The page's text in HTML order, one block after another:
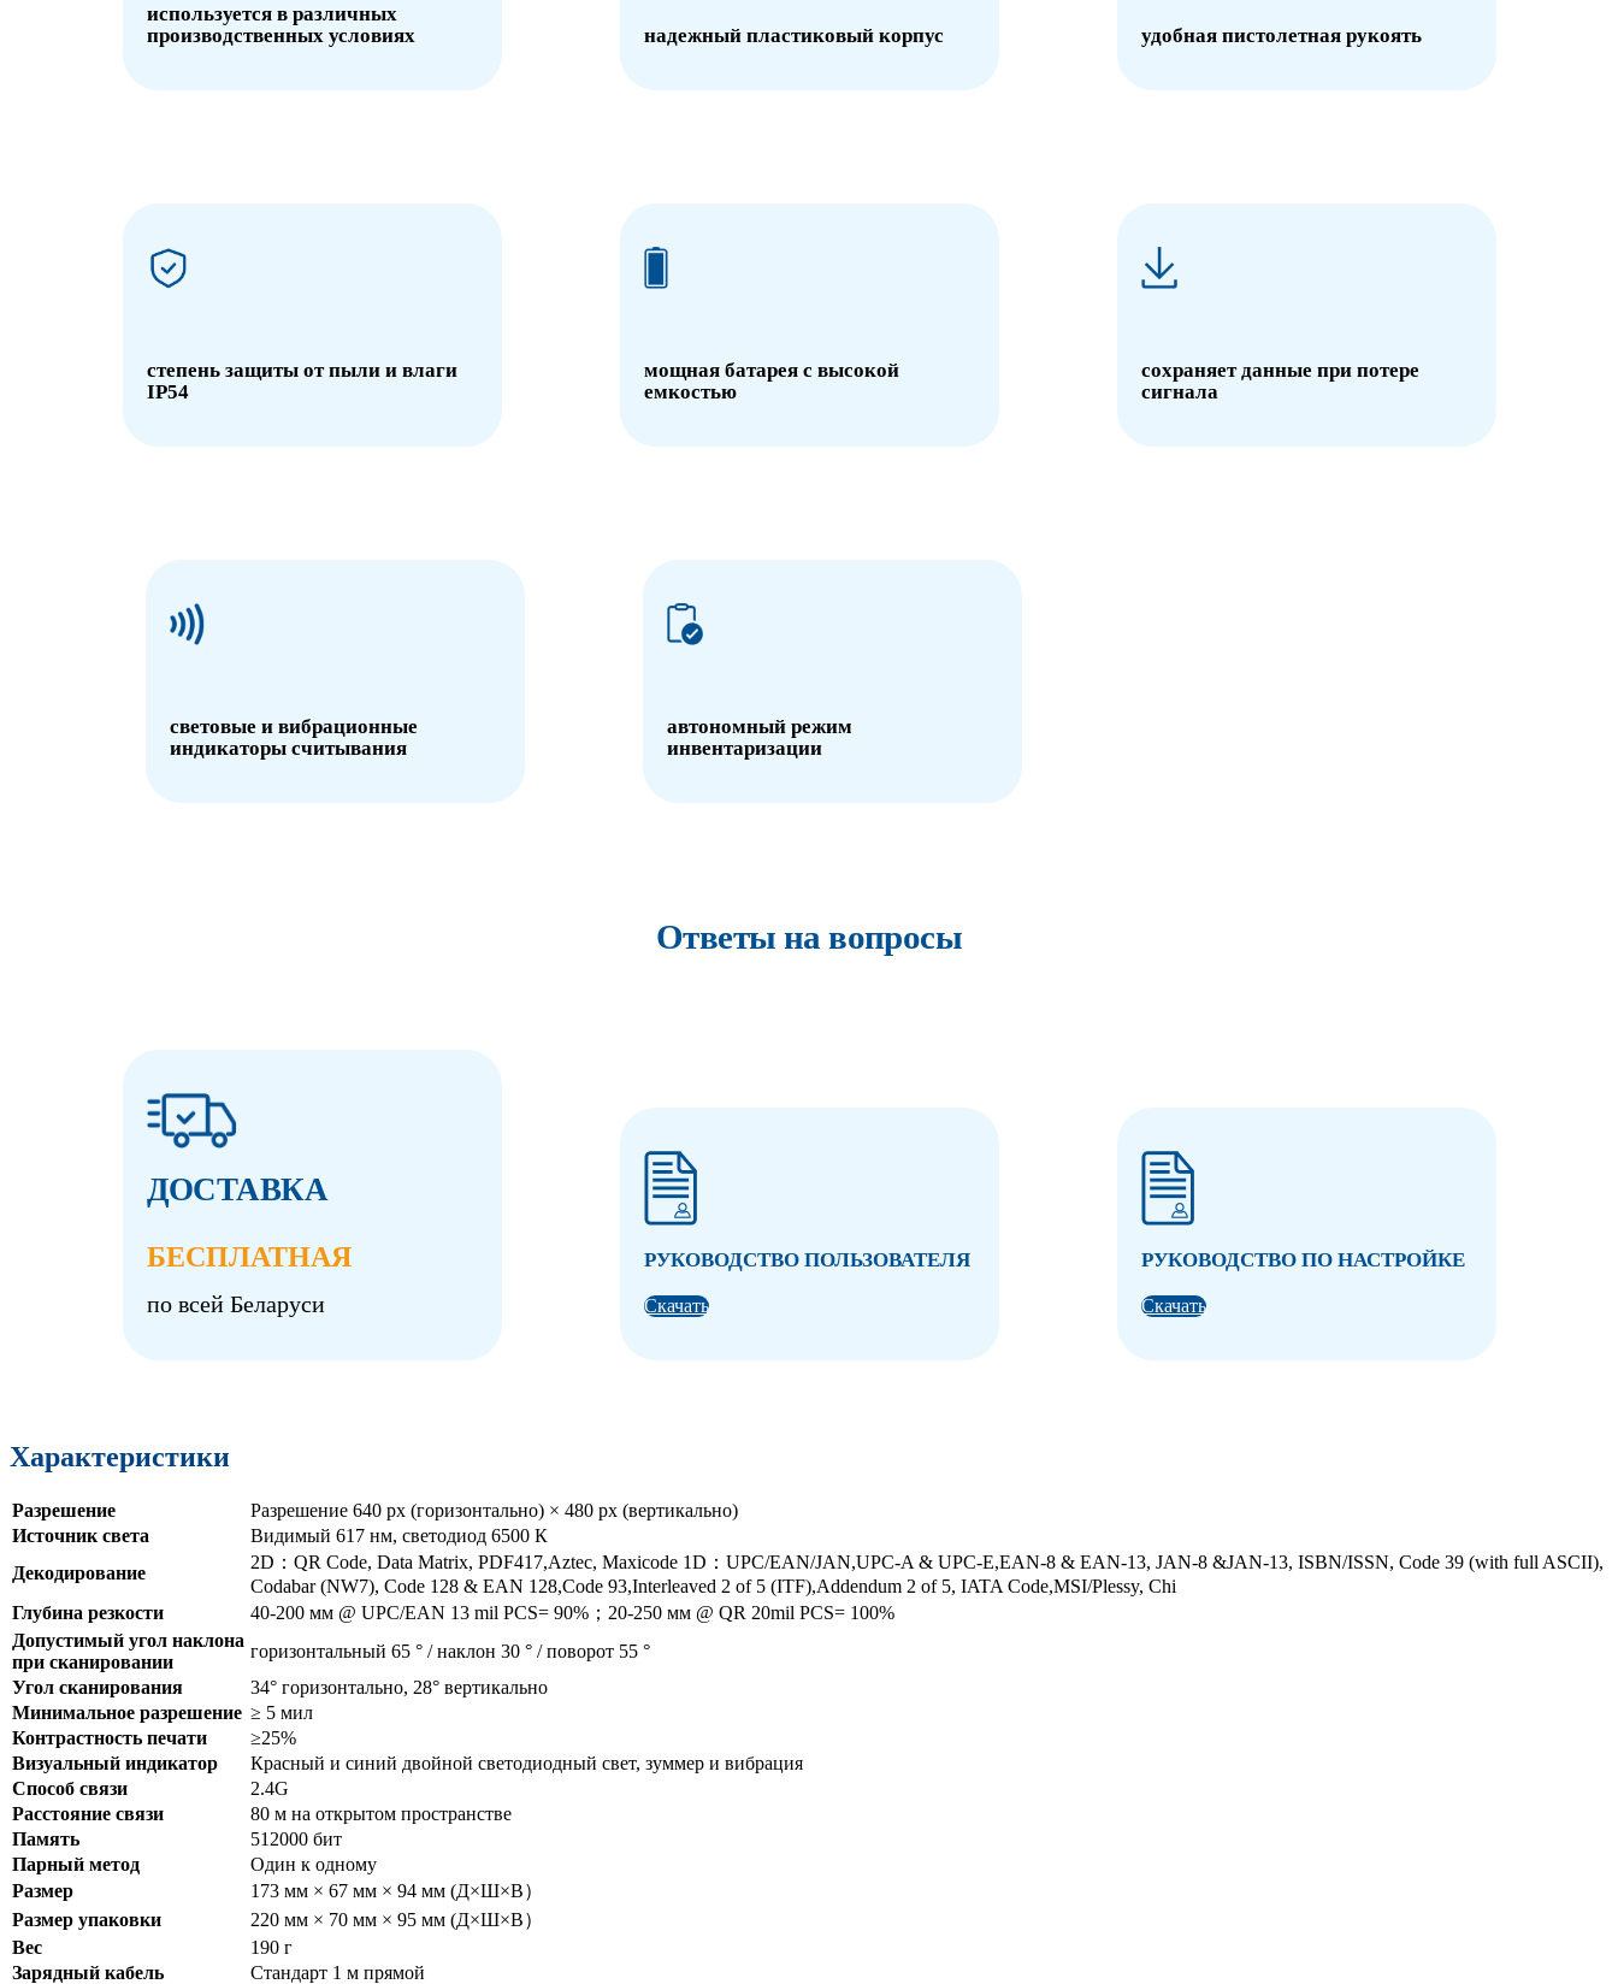
используется в различных
производственных условиях
надежный пластиковый корпус удобная пистолетная рукоять
степень защиты от пыли и влаги
IP54
мощная батарея с высокой
емкостью
сохраняет данные при потере
сигнала
световые и вибрационные
индикаторы считывания
автономный режим
инвентаризации
Ответы на вопросы
ДОСТАВКА
БЕСПЛАТНАЯ
по всей Беларуси
РУКОВОДСТВО ПОЛЬЗОВАТЕЛЯ
Скачать
РУКОВОДСТВО ПО НАСТРОЙКЕ
Скачать
Характеристики
Разрешение
Разрешение 640 px (горизонтально) × 480 px (вертикально)
Источник света
Видимый 617 нм, светодиод 6500 К
Декодирование
2D：QR Code, Data Matrix, PDF417,Aztec, Maxicode 1D：UPC/EAN/JAN,UPC-A & UPC-E,EAN-8 & EAN-13, JAN-8 &JAN-13, ISBN/ISSN, Code 39 (with full ASCII),
Codabar (NW7), Code 128 & EAN 128,Code 93,Interleaved 2 of 5 (ITF),Addendum 2 of 5, IATA Code,MSI/Plessy, Chi
Глубина резкости
40-200 мм @ UPC/EAN 13 mil PCS= 90%；20-250 мм @ QR 20mil PCS= 100%
Допустимый угол наклона
при сканировании
горизонтальный 65 ° / наклон 30 ° / поворот 55 °
Угол сканирования
34° горизонтально, 28° вертикально
Минимальное разрешение ≥ 5 мил
Контрастность печати
≥25%
Визуальный индикатор
Красный и синий двойной светодиодный свет, зуммер и вибрация
Способ связи
2.4G
Расстояние связи
80 м на открытом пространстве
Память
512000 бит
Парный метод
Один к одному
Размер
173 мм × 67 мм × 94 мм (Д×Ш×В）
Размер упаковки
220 мм × 70 мм × 95 мм (Д×Ш×В）
Вес
190 г
Зарядный кабель
Стандарт 1 м прямой